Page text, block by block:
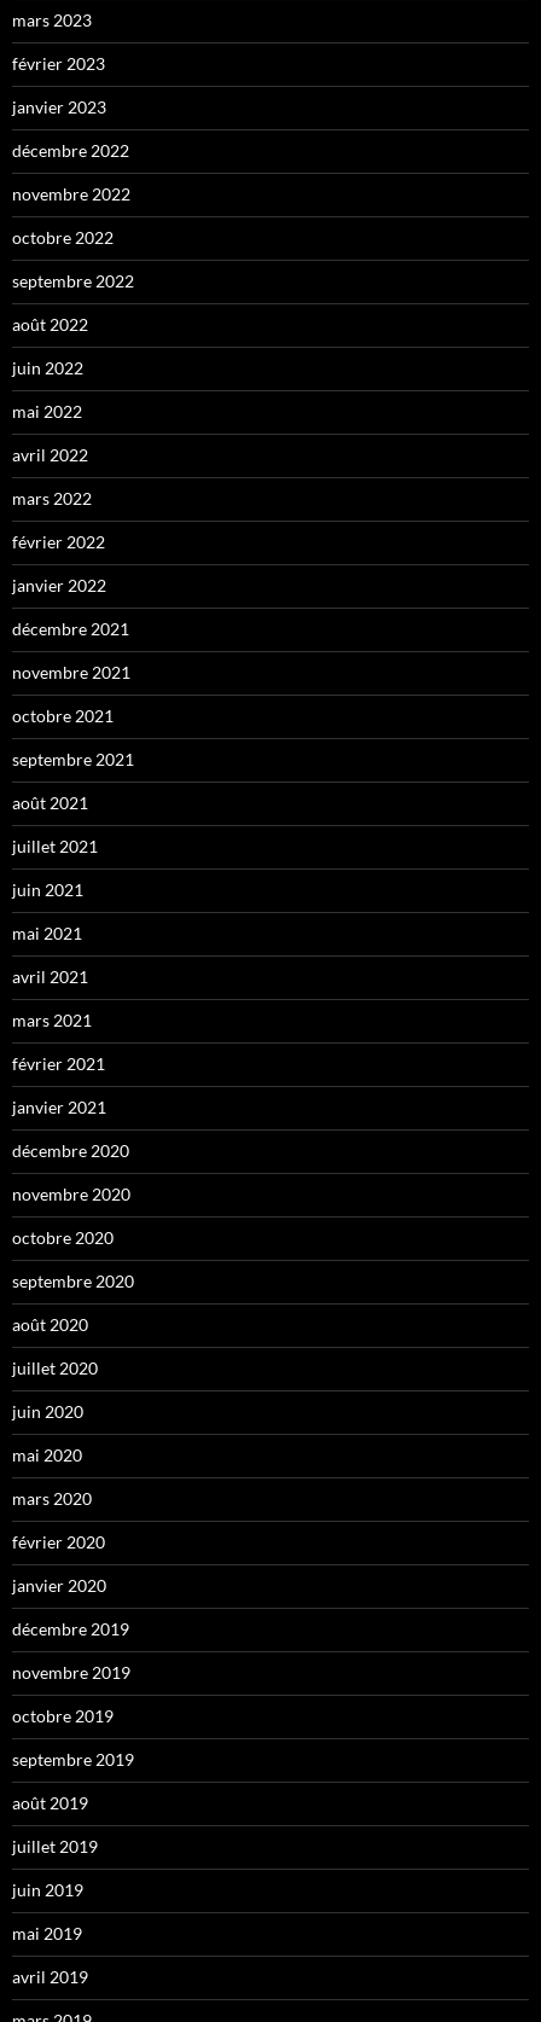
mars 2023
février 2023
janvier 2023
décembre 2022
novembre 2022
octobre 2022
septembre 2022
août 2022
juin 2022
mai 2022
avril 2022
mars 2022
février 2022
janvier 2022
décembre 2021
novembre 2021
octobre 2021
septembre 2021
août 2021
juillet 2021
juin 2021
mai 2021
avril 2021
mars 2021
février 2021
janvier 2021
décembre 2020
novembre 2020
octobre 2020
septembre 2020
août 2020
juillet 2020
juin 2020
mai 2020
mars 2020
février 2020
janvier 2020
décembre 2019
novembre 2019
octobre 2019
septembre 2019
août 2019
juillet 2019
juin 2019
mai 2019
avril 2019